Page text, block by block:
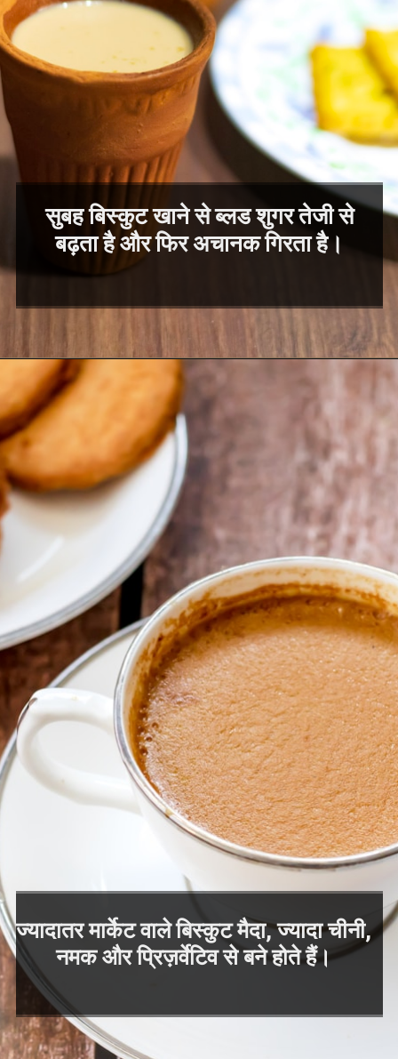
सुबह बिस्कुट खाने से ब्लड शुगर तेजी से
ज्यादातर मार्केट वाले बिस्कुट मैदा, ज्यादा चीनी,
नमक और प्रिज़र्वेटिव से बने होते हैं।